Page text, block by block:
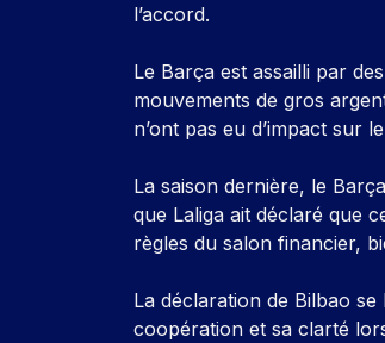
l’accord.
Le Barça est assailli par
mouvements de gros
n’ont pas eu d’impact sur
La saison dernière, le
que Laliga ait déclaré que
règles du salon financier,
La déclaration de Bilbao
coopération et sa clarté